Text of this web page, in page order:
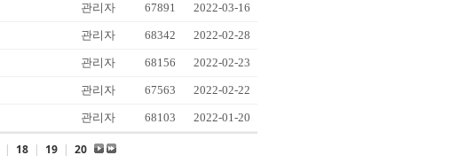
관리자 67891 2022-03-16
관리자 68342 2022-02-28
관리자 68156 2022-02-23
관리자 67563 2022-02-22
관리자 68103 2022-01-20
| 18 | 19 | 20